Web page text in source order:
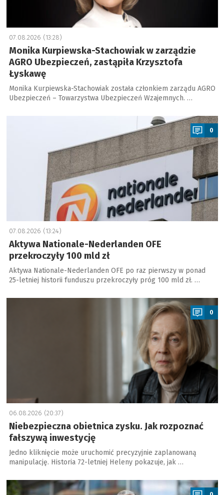
07.08.2026 (13:28)
Monika Kurpiewska-Stachowiak w zarządzie
AGRO Ubezpieczeń, zastąpiła Krzysztofa
Łyskawę
Monika Kurpiewska-Stachowiak została członkiem zarządu AGRO
Ubezpieczeń – Towarzystwa Ubezpieczeń Wzajemnych. …
0
07.08.2026 (13:24)
Aktywa Nationale-Nederlanden OFE
przekroczyły 100 mld zł
Aktywa Nationale-Nederlanden OFE po raz pierwszy w ponad
25-letniej historii funduszu przekroczyły próg 100 mld zł. …
a
0
06.08.2026 (20:37)
Niebezpieczna obietnica zysku. Jak rozpoznać
fałszywą inwestycję
Jedno kliknięcie może uruchomić precyzyjnie zaplanowaną
manipulację. Historia 72-letniej Heleny pokazuje, jak …
a